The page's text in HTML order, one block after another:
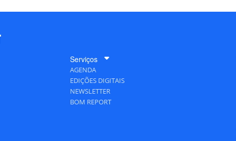
Serviços
AGENDA
EDIÇÕES DIGITAIS
NEWSLETTER
BOM REPORT